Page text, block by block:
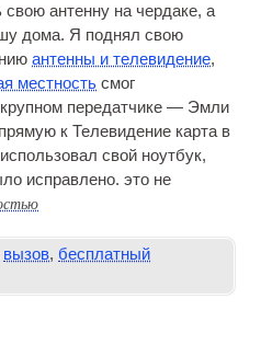
антенну на чердаке, а
дома. Я поднял свою
антенны и телевидение,
местность смог
передатчике — Эмли
кТелевидение карта в
свой ноутбук,
исправлено. это не
вызов,бесплатный